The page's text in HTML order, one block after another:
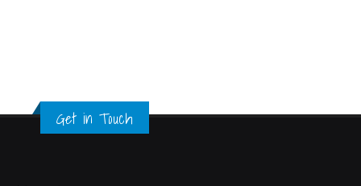
Get in Touch